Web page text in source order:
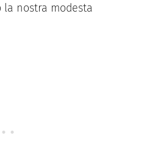
la nostra modesta